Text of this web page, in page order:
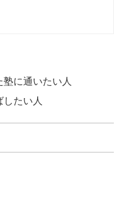
に通いたい人
たい人